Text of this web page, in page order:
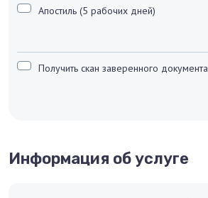
Апостиль (5 рабочих дней)
Получить скан заверенного документа
Информация об услуге